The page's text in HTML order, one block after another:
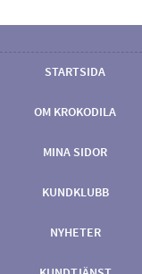
STARTSIDA
OM KROKODILA
MINA SIDOR
KUNDKLUBB
NYHETER